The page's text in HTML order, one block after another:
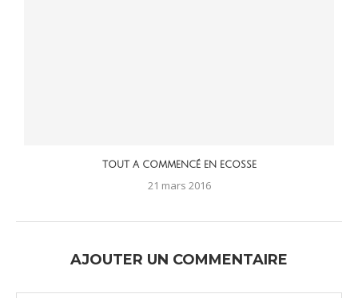
TOUT A COMMENCÉ EN ECOSSE
21 mars 2016
AJOUTER UN COMMENTAIRE